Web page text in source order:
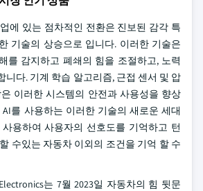
에 있는 점차적인 전환은 진보된 감각 특
기술의 상승으로 입니다. 이러한 기술은
를 감지하고 폐쇄의 힘을 조절하고, 노력
니다. 기계 학습 알고리즘, 근접 센서 및 압
이러한 시스템의 안전과 사용성을 향상
를 사용하는 이러한 기술의 새로운 세대
용하여 사용자의 선호도를 기억하고 턴
수있는 자동차 이외의 조건을 기억 할 수
는 7월 2023일 자동차의 힘 뒷문